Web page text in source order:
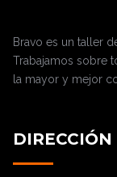
Bravo es un taller
Trabajamos sobre
la mayor y mejor
DIRECCIÓN